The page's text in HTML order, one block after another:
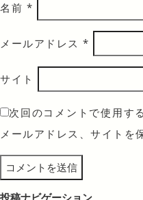
名前 *
メールアドレス *
サイト
次回のコメントで使用す
メールアドレス、サイトを
投稿ナビゲーション